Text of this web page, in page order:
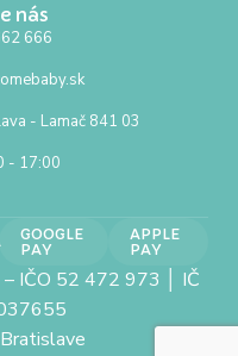
nás
666
- Lamač 841 03
- 17:00
GOOGLE
PAY
APPLE
PAY
IČO 52 472 973 │ IČ